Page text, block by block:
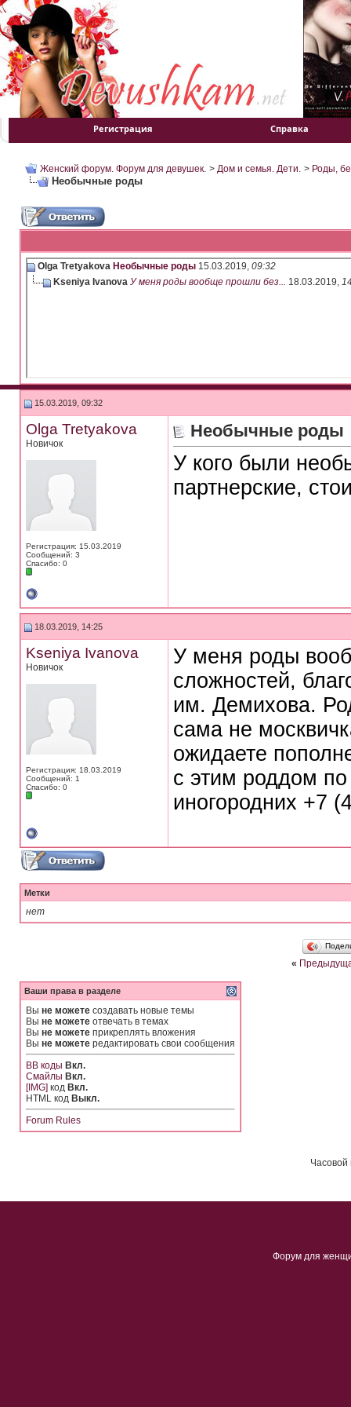
Регистрация Справка
Женский форум. Форум для девушек. > Дом и семья. Дети. > Роды,
Необычные роды
Olga Tretyakova Необычные роды 15.03.2019, 09:32
Kseniya Ivanova У меня роды вообще прошли без... 18.03.2019,
15.03.2019, 09:32
Olga Tretyakova
Новичок
Регистрация: 15.03.2019
Сообщений: 3
Спасибо: 0
Необычные роды
У кого были
партнерские,
18.03.2019, 14:25
Kseniya Ivanova
Новичок
Регистрация: 18.03.2019
Сообщений: 1
Спасибо: 0
У меня роды
сложностей,
им. Демихова.
сама не
ожидаете
с этим роддом
иногородних +7
Метки
нет
«
Ваши права в разделе
Вы не можете создавать новые темы
Вы не можете отвечать в темах
Вы не можете прикреплять вложения
Вы не можете редактировать свои сообщения
BB коды Вкл.
Смайлы Вкл.
[IMG] код Вкл.
HTML код Выкл.
Forum Rules
Часовой
Форум для